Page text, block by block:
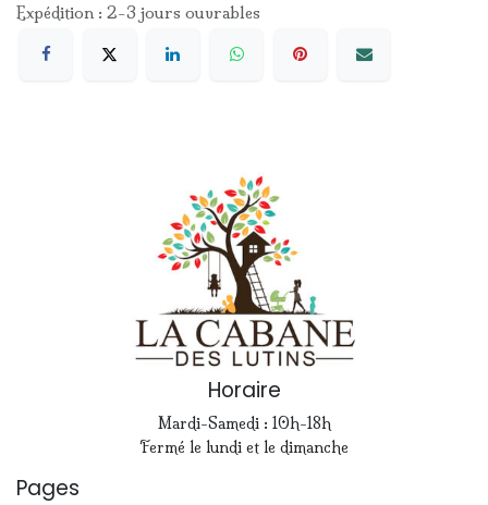
Expédition : 2-3 jours ouvrables
Horaire
Mardi-Samedi : 10h-18h
Fermé le lundi et le dimanche
Pages